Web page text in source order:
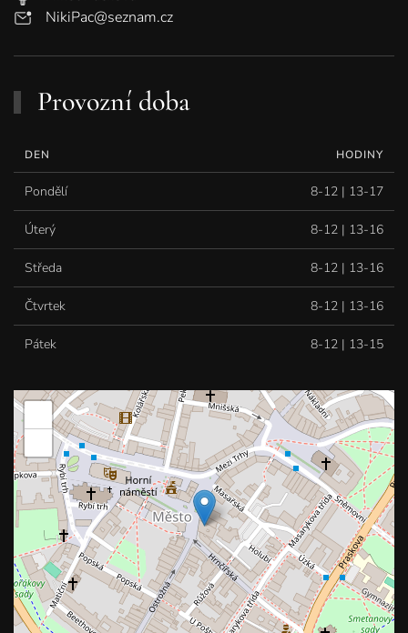
NikiPac@seznam.cz
Provozní doba
DEN HODINY
Pondělí 8-12 | 13-17
Úterý 8-12 | 13-16
Středa 8-12 | 13-16
Čtvrtek 8-12 | 13-16
Pátek 8-12 | 13-15